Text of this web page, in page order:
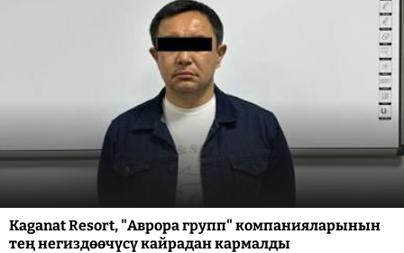
Kaganat Resort, "Аврора групп" компанияларынын
тең негиздөөчүсү кайрадан кармалды